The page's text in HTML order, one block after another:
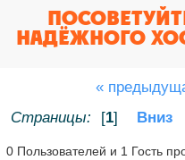
НАДЁЖНОГО
«
Страницы:
[1] Вниз
0 Пользователей и 1 Гость